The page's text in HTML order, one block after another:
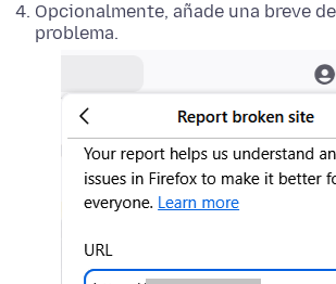
Opcionalmente, añade una breve
problema.